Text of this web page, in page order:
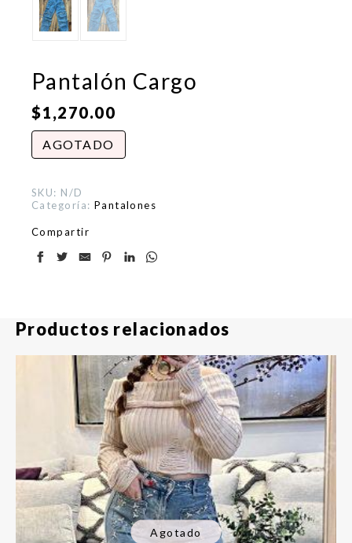
Pantalón Cargo
$1,270.00
AGOTADO
SKU: N/D
Categoría: Pantalones
Compartir
Productos relacionados
Agotado